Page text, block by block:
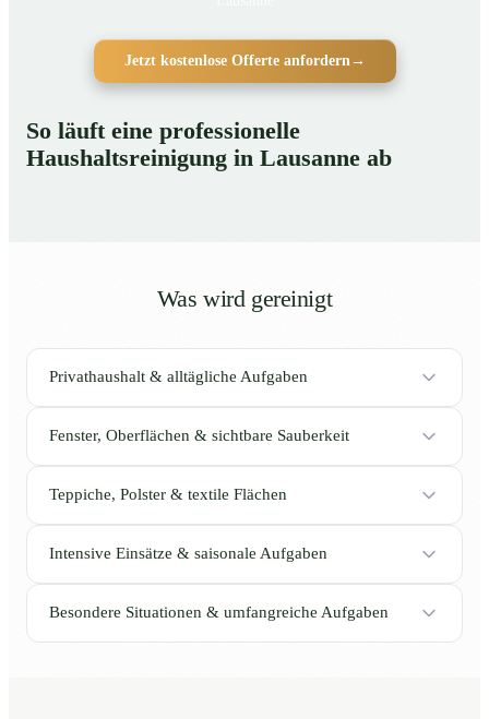
Jetzt kostenlose Offerte anfordern →
So läuft eine professionelle
Haushaltsreinigung in Lausanne ab
Was wird gereinigt
Privathaushalt & alltägliche Aufgaben
Fenster, Oberflächen & sichtbare Sauberkeit
Teppiche, Polster & textile Flächen
Intensive Einsätze & saisonale Aufgaben
Besondere Situationen & umfangreiche Aufgaben